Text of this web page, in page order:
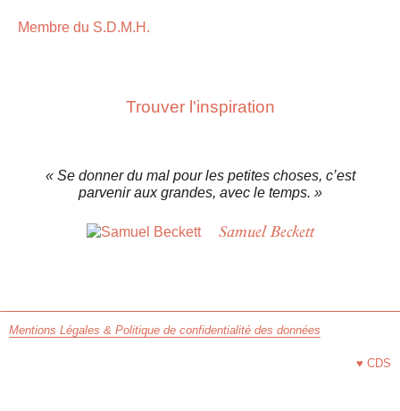
Membre du S.D.M.H.
Trouver l'inspiration
« Se donner du mal pour les petites choses, c’est
parvenir aux grandes, avec le temps. »
Samuel Beckett
Mentions Légales & Politique de confidentialité des données
♥︎ CDS